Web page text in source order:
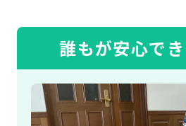
誰もが安心で